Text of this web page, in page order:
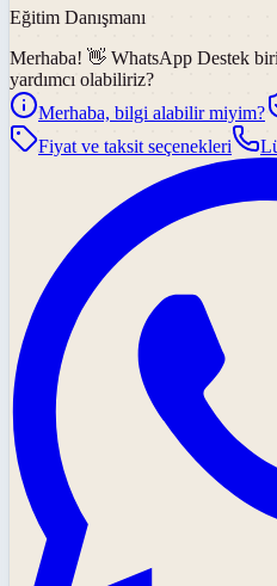
Eğitim Danışmanı
Merhaba! 👋 WhatsApp Destek
yardımcı olabiliriz?
Merhaba, bilgi alabilir miyim?
Fiyat ve taksit seçenekleri